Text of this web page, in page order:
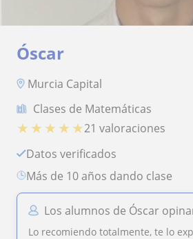
Óscar
Murcia Capital
Clases de Matemáticas
★ ★ ★ ★ ★21 valoraciones
Datos verificados
más de 10 años dando clase
Los alumnos de Óscar
Lo recomiendo totalmente, te lo